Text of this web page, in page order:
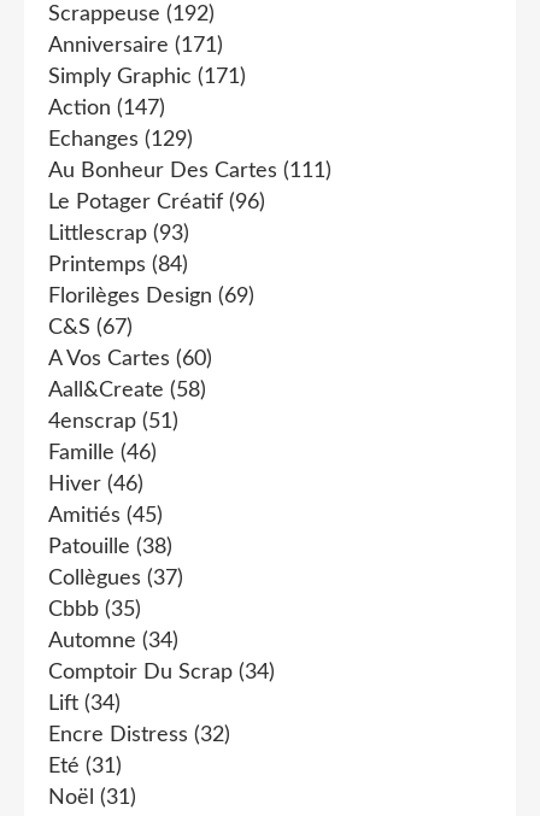
Scrappeuse (192)
Anniversaire (171)
Simply Graphic (171)
Action (147)
Echanges (129)
Au Bonheur Des Cartes (111)
Le Potager Créatif (96)
Littlescrap (93)
Printemps (84)
Florilèges Design (69)
C&s (67)
A Vos Cartes (60)
Aall&create (58)
4enscrap (51)
Famille (46)
Hiver (46)
Amitiés (45)
Patouille (38)
Collègues (37)
Cbbb (35)
Automne (34)
Comptoir Du Scrap (34)
Lift (34)
Encre Distress (32)
Eté (31)
Noël (31)